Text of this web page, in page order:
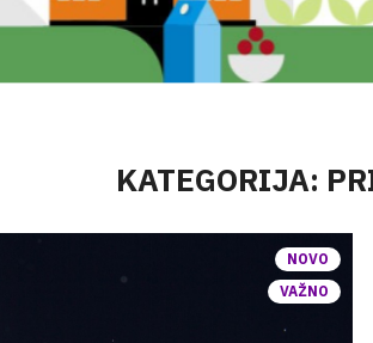
KATEGORIJA:
NOVO
VAŽNO